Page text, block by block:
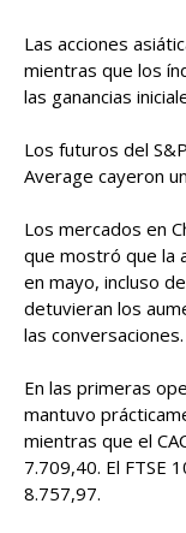
Las acciones
mientras que los
las ganancias
Los futuros del
Average cayeron
Los mercados en
que mostró que la
en mayo, incluso
detuvieran los
las conversaciones.
En las primeras
mantuvo
mientras que el
7.709,40. El FTSE
8.757,97.